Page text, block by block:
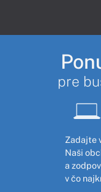
pre
Zadajte
Naši
a
v čo